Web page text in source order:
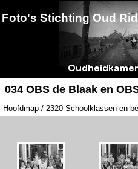
Foto's Stichting Oud
034 OBS de Blaak en
Hoofdmap / 2320 Schoolklassen en